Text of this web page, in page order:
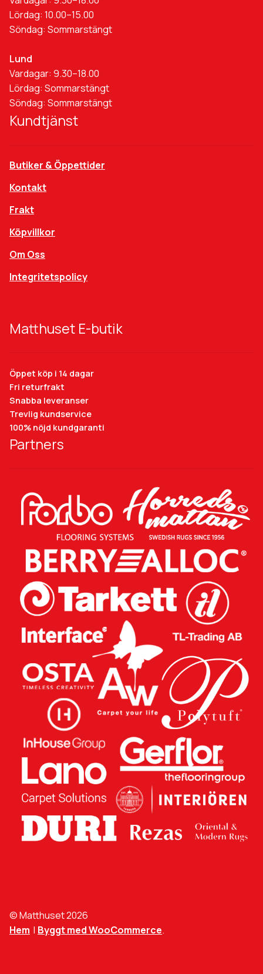
Lördag: 10.00–15.00
Söndag: Sommarstängt
Lund
Vardagar: 9.30–18.00
Lördag: Sommarstängt
Söndag: Sommarstängt
Kundtjänst
Butiker & Öppettider
Kontakt
Frakt
Köpvillkor
Om Oss
Integritetspolicy
Matthuset E-butik
Öppet köp i 14 dagar
Fri returfrakt
Snabba leveranser
Trevlig kundservice
100% nöjd kundgaranti
Partners
© Matthuset 2026
Hem
Byggt med WooCommerce.